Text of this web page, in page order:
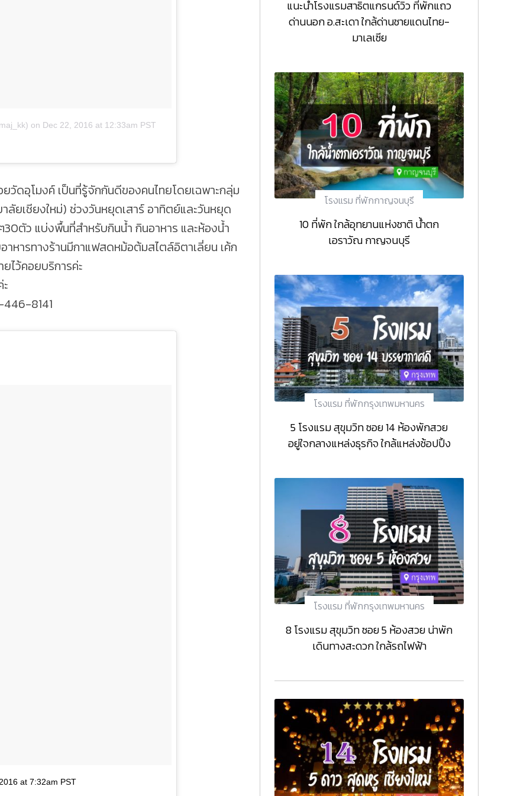
on Dec 22, 2016 at 12:33am PST
วัดอุโมงค์ เป็นที่รู้จักกันดีของคนไทยโดยเฉพาะกลุ่ม
ยเชียงใหม่) ช่วงวันหยุดเสาร์ อาทิตย์และวันหยุด
ตัว แบ่งพื้นที่สำหรับกินน้ำ กินอาหาร และห้องน้ำ
หารทางร้านมีกาแฟสดหม้อต้มสไตล์อิตาเลี่ยน เค้ก
ไว้คอยบริการค่ะ
446-8141
at 7:32am PST
แนะนำโรงแรมสาธิตแกรนด์วิว ที่พักแถว
ด่านนอก อ.สะเดา ใกล้ด่านชายแดนไทย-
มาเลเซีย
โรงแรม ที่พักกาญจนบุรี
10 ที่พัก ใกล้อุทยานแห่งชาติ น้ำตก
เอราวัณ กาญจนบุรี
โรงแรม ที่พักกรุงเทพมหานคร
5 โรงแรม สุขุมวิท ซอย 14 ห้องพักสวย
อยู่ใจกลางแหล่งธุรกิจ ใกล้แหล่งช้อปปิ้ง
โรงแรม ที่พักกรุงเทพมหานคร
8 โรงแรม สุขุมวิท ซอย 5 ห้องสวย น่าพัก
เดินทางสะดวก ใกล้รถไฟฟ้า